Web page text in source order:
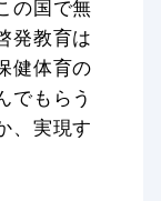
の国で無
発教育は
健体育の
でもらう
、実現す